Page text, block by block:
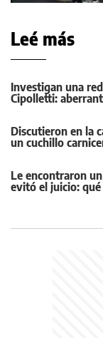
Leé más
Investigan una
Cipolletti:
Discutieron en la
un cuchillo
Le encontraron
evitó el juicio: